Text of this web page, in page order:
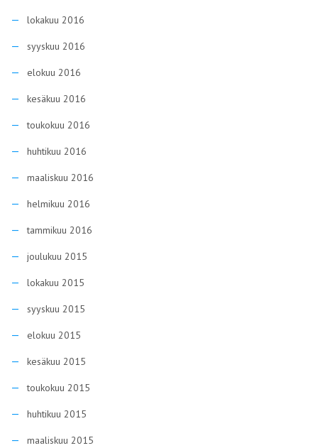
lokakuu 2016
syyskuu 2016
elokuu 2016
kesäkuu 2016
toukokuu 2016
huhtikuu 2016
maaliskuu 2016
helmikuu 2016
tammikuu 2016
joulukuu 2015
lokakuu 2015
syyskuu 2015
elokuu 2015
kesäkuu 2015
toukokuu 2015
huhtikuu 2015
maaliskuu 2015